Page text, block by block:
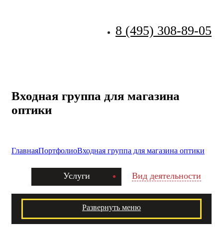
8 (495) 308-89-05
Входная группа для магазина
оптики
ГлавнаяПортфолиоВходная группа для магазина оптики
Услуги Вид деятельности
Развернуть меню